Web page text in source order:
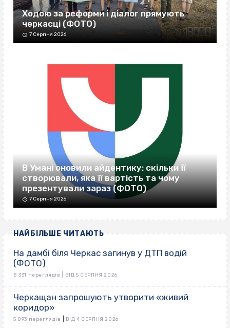
Ходою за реформи і діалог прямують
черкасці (ФОТО)
7 Серпня 2026
В Умані оновили айдентику: скільки її
створювали, яка її вартість та чому
презентували зараз (ФОТО)
7 Серпня 2026
НАЙБІЛЬШЕ ЧИТАЮТЬ
На дамбі біля Черкас загинув у ДТП водій
(ФОТО)
8 331 переглядів ВІД 5 СЕРПНЯ 2026
Черкащан запрошують утворити «живий
коридор»
5 893 переглядів ВІД 4 СЕРПНЯ 2026